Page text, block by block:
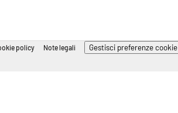
policy Note legali Gestisci preferenze cookie